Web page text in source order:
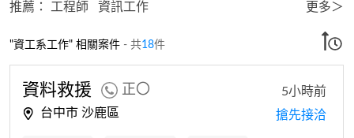
推薦： 工程師 資訊工作 更多＞
"資工系工作" 相關案件 - 共18件
資料救援 正〇
台中市 沙鹿區
5小時前
搶先接洽